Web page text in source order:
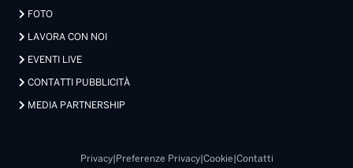
FOTO
LAVORA CON NOI
EVENTI LIVE
CONTATTI PUBBLICITÀ
MEDIA PARTNERSHIP
Privacy| Preferenze Privacy| Cookie Contatti